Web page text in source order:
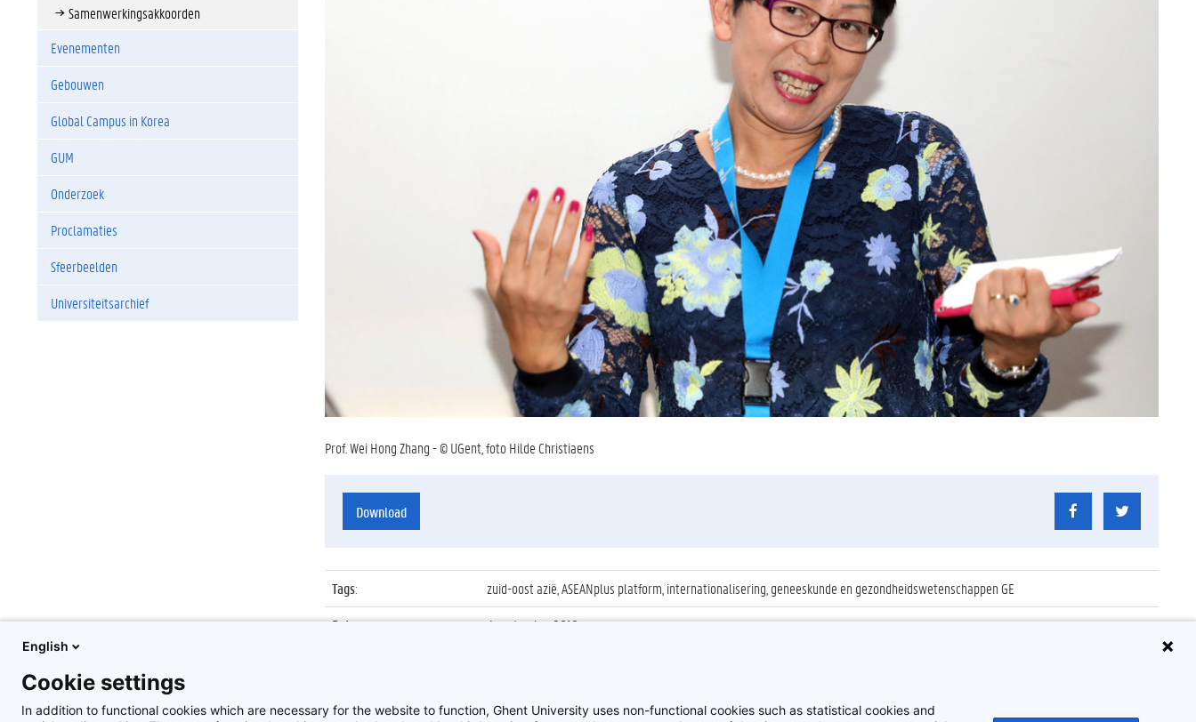
Samenwerkingsakkoorden
Evenementen
Gebouwen
Global Campus in Korea
GUM
Onderzoek
Proclamaties
Sfeerbeelden
Universiteitsarchief
Prof. Wei Hong Zhang - © UGent, foto Hilde Christiaens
Download
Tags:
zuid-oost azië, ASEANplus platform, internationalisering, geneeskunde en gezondheidswetenschappen GE
Datum:
4 september 2018
English
Cookie settings
In addition to functional cookies which are necessary for the website to function, Ghent University uses non-functional cookies such as statistical cookies and